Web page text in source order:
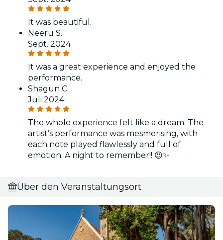
It was beautiful.
Neeru S.
Sept. 2024
It was a great experience and enjoyed the
performance.
Shagun C.
Juli 2024
The whole experience felt like a dream. The
artist’s performance was mesmerising, with
each note played flawlessly and full of
emotion. A night to remember!! 😍✨
Über den Veranstaltungsort